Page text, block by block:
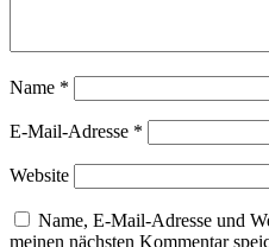
Name *
E-Mail-Adresse *
Website
Name, E-Mail-Adresse und
meinen nächsten Kommentar